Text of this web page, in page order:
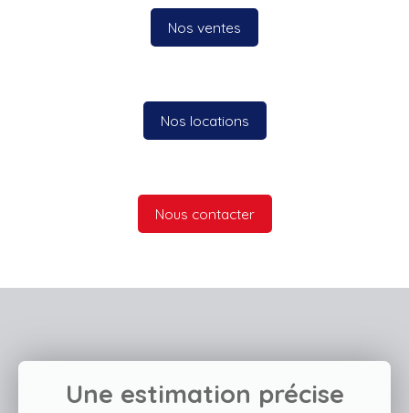
Nos ventes
Nos locations
Nous contacter
Une estimation précise